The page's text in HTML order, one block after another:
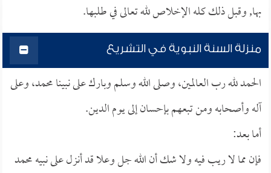
بها, وقبل ذلك كله الإخلاص لله تعالى في طلبها.
منزلة السنة النبوية في التشريع
الحمد لله رب العالمين، وصلى الله وسلم وبارك على نبينا محمد، وعلى
آله وأصحابه ومن تبعهم بإحسان إلى يوم الدين.
أما بعد:
فإن مما لا ريب فيه ولا شك أن الله جل وعلا قد أنزل على نبيه محمد